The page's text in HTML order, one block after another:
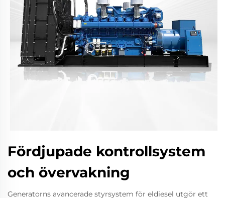
Fördjupade kontrollsystem
och övervakning
Generatorns avancerade styrsystem för eldiesel utgör ett